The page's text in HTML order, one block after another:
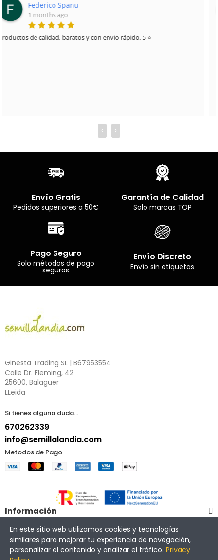
Joan Townsend...
6 months ago
Muy buena experiencia. Gran variedad de productos, precios
‹ ›
Envío Gratis
Pedidos superiores a 50€
Garantía de Calidad
Solo marcas TOP
Pago Seguro
Solo métodos de pago
seguros
Envío Discreto
Envío sin etiquetas
Ginesta Trading SL | B67953554
Calle Dr. Fleming, 42
25600, Balaguer
LLeida
Si tienes alguna duda...
670262339
info@semillalandia.com
Metodos de Pago
Información
Mi Cuenta
En este sitio web utilizamos cookies y tecnologías
similares para mejorar tu experiencia de navegación,
personalizar el contenido y analizar el tráfico. Privacy